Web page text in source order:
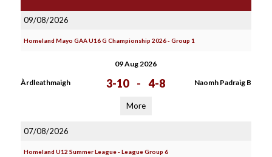
09/08/2026
Homeland Mayo GAA U16 G Championship 2026 - Group 1
09 Aug 2026
Àrdleathmaigh 3-10 - 4-8 Naomh Padraig B
More
07/08/2026
Homeland U12 Summer League - League Group 6